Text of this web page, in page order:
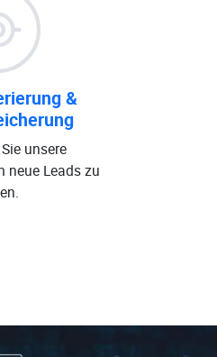
&
unsere
neue Leads zu